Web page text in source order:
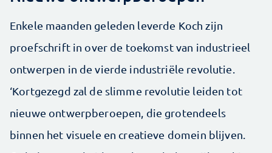
Enkele maanden geleden leverde Koch zijn
proefschrift in over de toekomst van industrieel
ontwerpen in de vierde industriële revolutie.
‘Kortgezegd zal de slimme revolutie leiden tot
nieuwe ontwerpberoepen, die grotendeels
binnen het visuele en creatieve domein blijven.